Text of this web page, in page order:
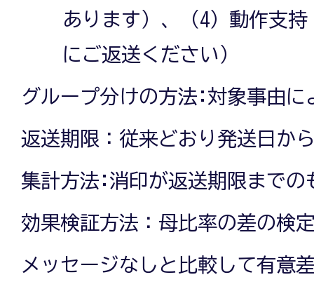
あります）、（4）動作支持
にご返送ください）
グループ分けの方法:対象事由に
返送期限：従来どおり発送日か
集計方法:消印が返送期限までの
効果検証方法：母比率の差の検
メッセージなしと比較して有意